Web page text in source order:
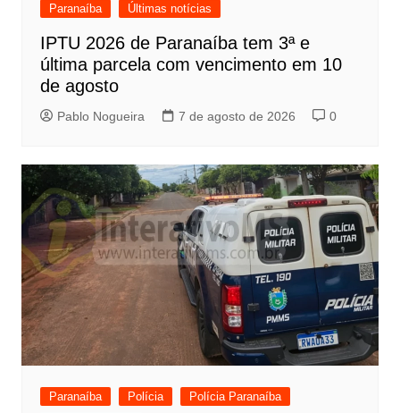
Paranaíba Últimas notícias
IPTU 2026 de Paranaíba tem 3ª e
última parcela com vencimento em 10
de agosto
Pablo Nogueira 7 de agosto de 2026 0
Paranaíba Polícia
Polícia Paranaíba